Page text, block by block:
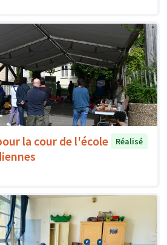
la cour de l'école
Réalisé